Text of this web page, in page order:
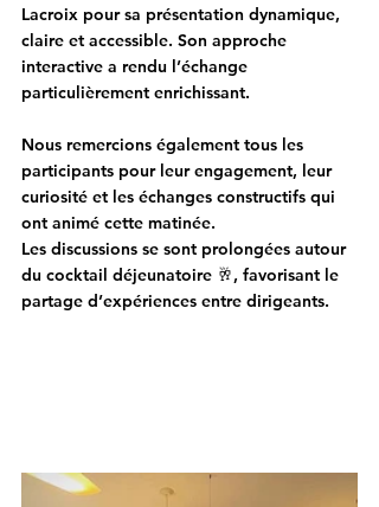
Lacroix pour sa présentation dynamique,
claire et accessible. Son approche
interactive a rendu l’échange
particulièrement enrichissant.
Nous remercions également tous les
participants pour leur engagement, leur
curiosité et les échanges constructifs qui
ont animé cette matinée.
Les discussions se sont prolongées autour
du cocktail déjeunatoire 🥂, favorisant le
partage d’expériences entre dirigeants.